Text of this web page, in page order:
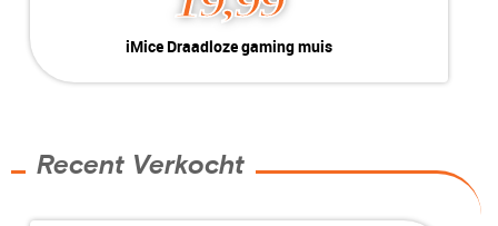
iMice Draadloze gaming muis
MEER INFO NU KOPEN
Recent Verkocht